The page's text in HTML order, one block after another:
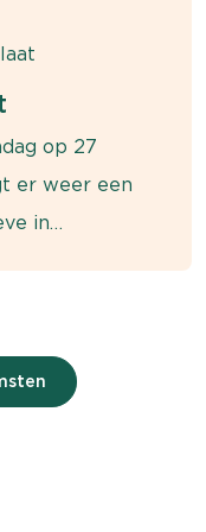
op 27
er weer een
in